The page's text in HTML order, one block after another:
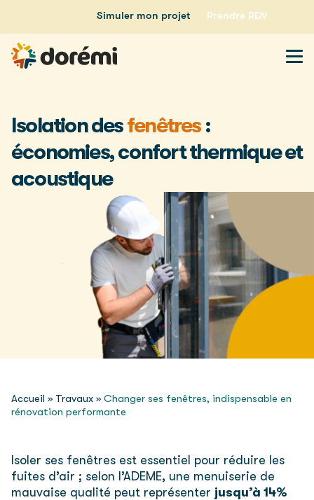
Simuler mon projet Prendre RDV
Isolation desfenêtres:
économies, confort thermique et
acoustique
Accueil » Travaux » Changer ses fenêtres, indispensable en
rénovation performante
Isoler ses fenêtres est essentiel pour réduire les
fuites d’air ; selon l’ADEME, une menuiserie de
mauvaise qualité peut représenter jusqu’à 14%